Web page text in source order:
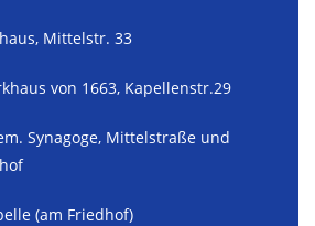
Mittelstr. 33
von 1663, Kapellenstr.29
Synagoge, Mittelstraße und
(am Friedhof)